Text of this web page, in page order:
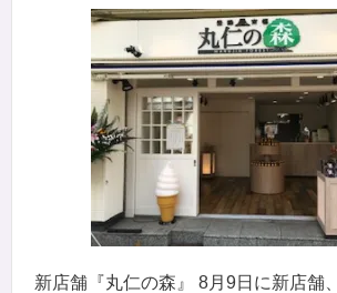
新店舗『丸仁の森』 8月9日に新店舗